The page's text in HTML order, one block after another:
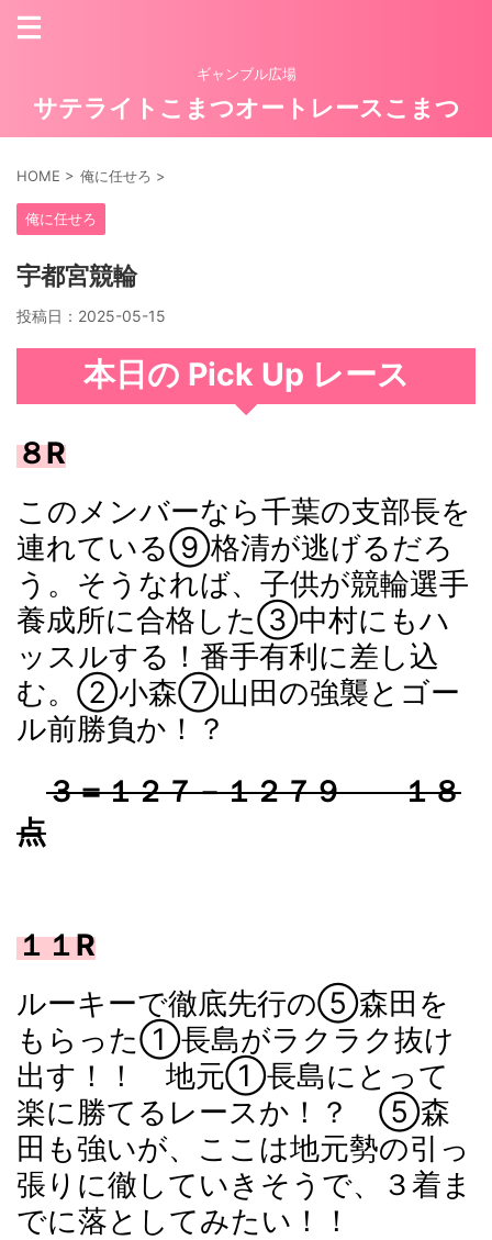
ギャンブル広場
サテライトこまつオートレースこまつ
HOME > 俺に任せろ >
俺に任せろ
宇都宮競輪
投稿日： 2025-05-15
本日の Pick Up レース
８R
このメンバーなら千葉の支部長を
連れている⑨格清が逃げるだろ
う。そうなれば、子供が競輪選手
養成所に合格した③中村にもハ
ッスルする！番手有利に差し込
む。②小森⑦山田の強襲とゴー
ル前勝負か！？
３＝１２７－１２７９ １８
点
１１R
ルーキーで徹底先行の⑤森田を
もらった①長島がラクラク抜け
出す！！ 地元①長島にとって
楽に勝てるレースか！？ ⑤森
田も強いが、ここは地元勢の引っ
張りに徹していきそうで、３着ま
でに落としてみたい！！